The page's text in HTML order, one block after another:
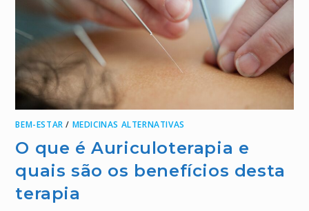
BEM-ESTAR / MEDICINAS ALTERNATIVAS
O que é Auriculoterapia e
quais são os benefícios desta
terapia